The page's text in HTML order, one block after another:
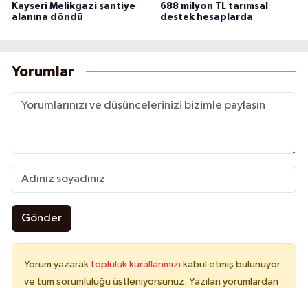
Kayseri Melikgazi şantiye
alanına döndü
688 milyon TL tarımsal
destek hesaplarda
Yorumlar
Gönder
Yorum yazarak topluluk kurallarımızı kabul etmiş bulunuyor
ve tüm sorumluluğu üstleniyorsunuz. Yazılan yorumlardan